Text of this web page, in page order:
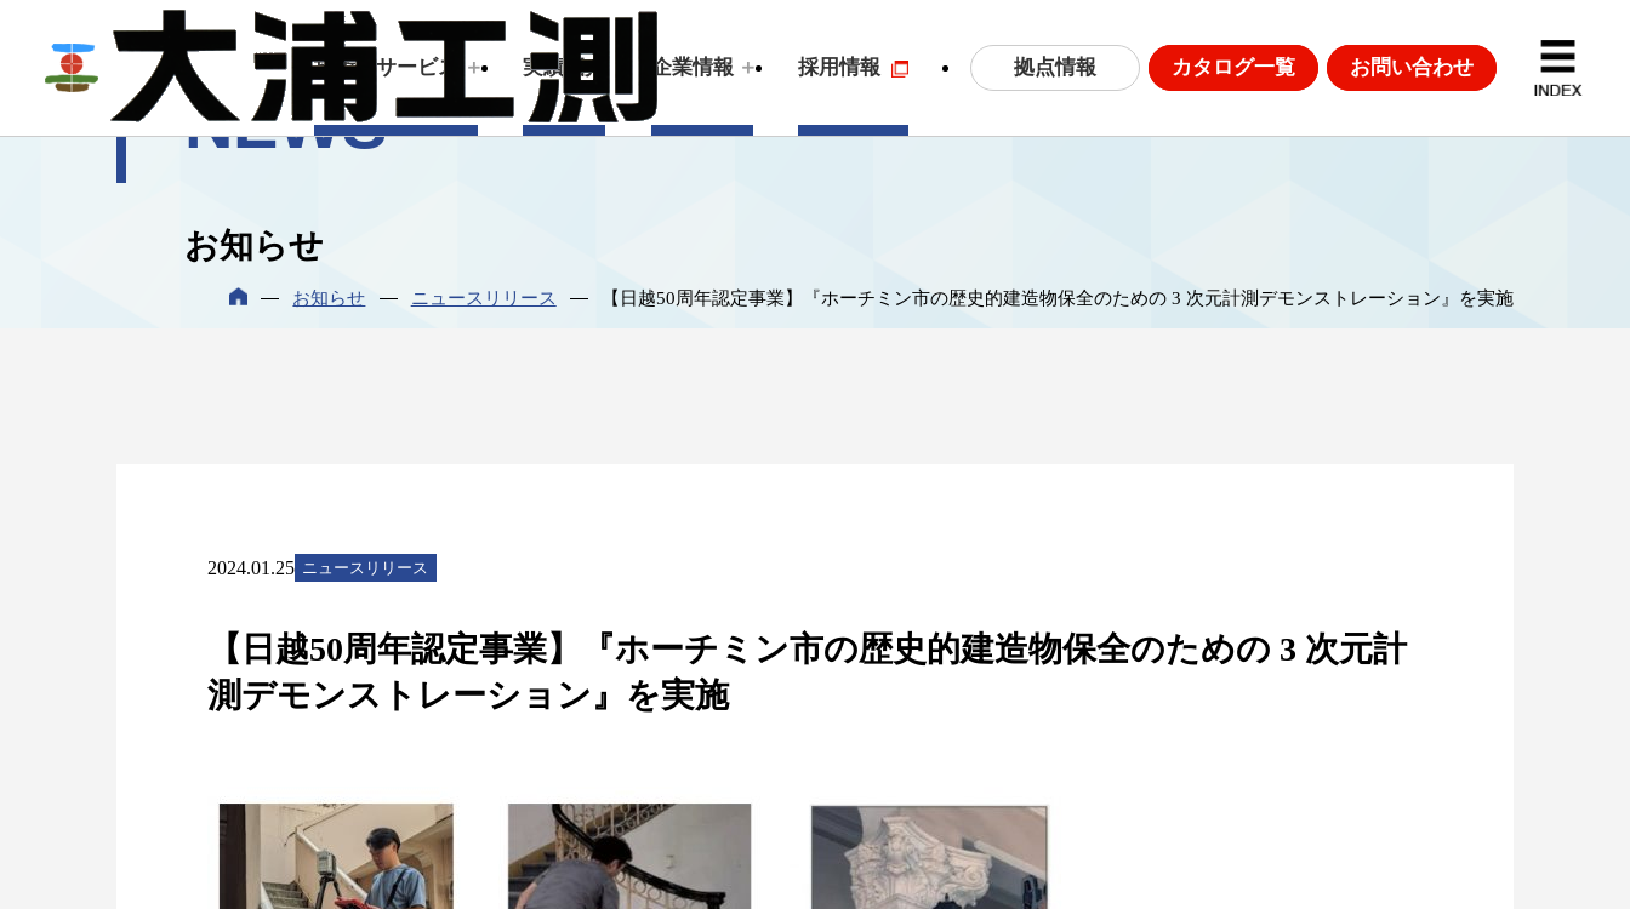
技術・サービス
建築測量
実績紹介 企業情報
トップメッセージ
採用情報 拠点情報 カタログ一覧 お問い合わせ
お知らせ
NEWS
お知らせ ニュースリリース 【日越50周年認定事業】『ホーチミン市の歴史的建造物保全のための 3 次元計測デモンストレーション』を実施
2024.01.25 ニュースリリース
【日越50周年認定事業】『ホーチミン市の歴史的建造物保全のための 3 次元計
測デモンストレーション』を実施